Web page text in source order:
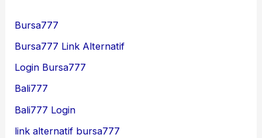
Bursa777
Bursa777 Link Alternatif
Login Bursa777
Bali777
Bali777 Login
link alternatif bursa777